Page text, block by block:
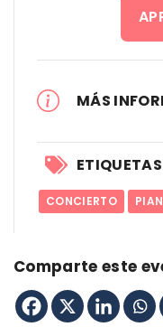
MÁS
ETIQUETAS
CONCIERTO
Comparte este